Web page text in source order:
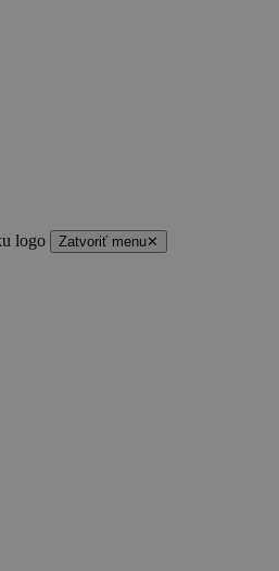
Zatvoriť menu✕